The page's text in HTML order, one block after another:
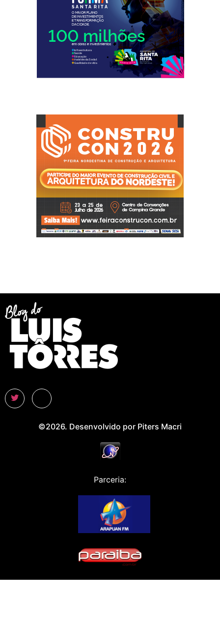
©2026. Desenvolvido por Piters Macri
Parceria: